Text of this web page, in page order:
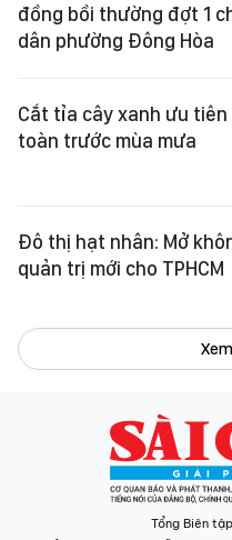
đồng bồi thường đợt 1
dân phường Đông Hòa
Cắt tỉa cây xanh ưu tiên
toàn trước mùa mưa
Đô thị hạt nhân: Mở
quản trị mới cho TPHCM
Tổng Biên